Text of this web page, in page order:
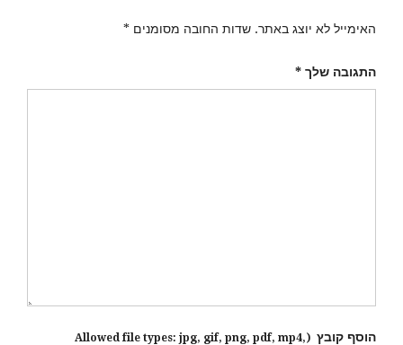
האימייל לא יוצג באתר. שדות החובה מסומנים *
התגובה שלך *
הוסף קובץ (Allowed file types:
jpg, gif, png, pdf, mp4,